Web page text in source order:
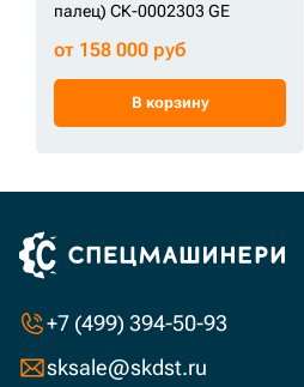
палец) СК-0002303 GE
от 158 000 руб
В корзину
+7 (499) 394-50-93
sksale@skdst.ru